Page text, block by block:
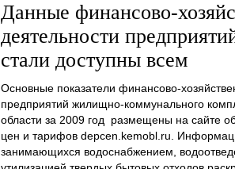
Данные финансово-
деятельности
стали доступны всем
Основные показатели финансово-
предприятий жилищно-коммунального
области за 2009 год размещены на сайте
цен и тарифов depcen.kemobl.ru.
занимающихся водоснабжением,